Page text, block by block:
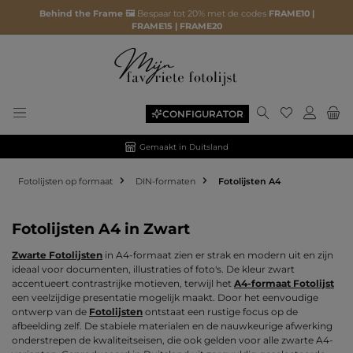
Behind the Frame 🖼️ Bespaar tot 20% met de codes FRAME10 |
FRAME15 | FRAME20
CONFIGURATOR Je hebt 0
Gemaakt in Duitsland
Fotolijsten op formaat DIN-formaten Fotolijsten A4
Fotolijsten A4 in Zwart
Zwarte Fotolijsten in A4-formaat zien er strak en modern uit en zijn
ideaal voor documenten, illustraties of foto's. De kleur zwart
accentueert contrastrijke motieven, terwijl het A4-formaat Fotolijst
een veelzijdige presentatie mogelijk maakt. Door het eenvoudige
ontwerp van de Fotolijsten ontstaat een rustige focus op de
afbeelding zelf. De stabiele materialen en de nauwkeurige afwerking
onderstrepen de kwaliteitseisen, die ook gelden voor alle zwarte A4-